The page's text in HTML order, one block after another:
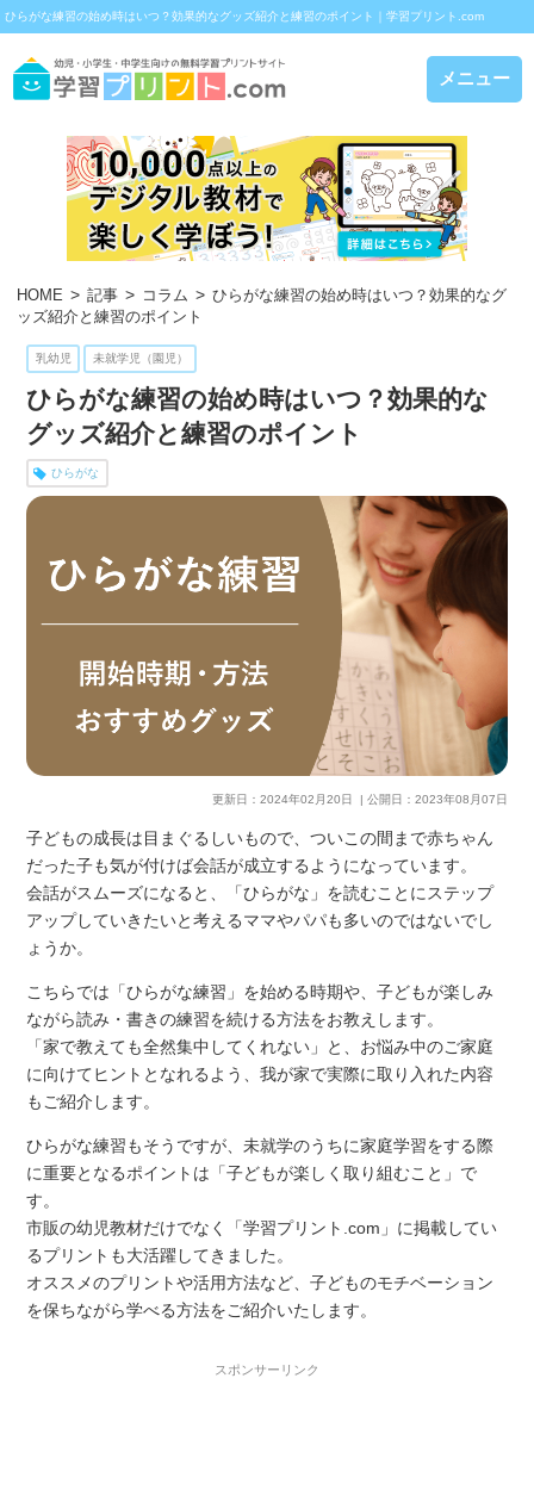
ひらがな練習の始め時はいつ？効果的なグッズ紹介と練習のポイント｜学習プリント.com
メニュー
HOME 記事 コラム
ひらがな練習の始め時はいつ？効果的なグ
ッズ紹介と練習のポイント
乳幼児 未就学児（園児）
ひらがな練習の始め時はいつ？効果的な
グッズ紹介と練習のポイント
ひらがな
更新日： 2024年02月20日 | 公開日： 2023年08月07日
子どもの成長は目まぐるしいもので、ついこの間まで赤ちゃん
だった子も気が付けば会話が成立するようになっています。
会話がスムーズになると、「ひらがな」を読むことにステップ
アップしていきたいと考えるママやパパも多いのではないでし
ょうか。
こちらでは「ひらがな練習」を始める時期や、子どもが楽しみ
ながら読み・書きの練習を続ける方法をお教えします。
「家で教えても全然集中してくれない」と、お悩み中のご家庭
に向けてヒントとなれるよう、我が家で実際に取り入れた内容
もご紹介します。
ひらがな練習もそうですが、未就学のうちに家庭学習をする際
に重要となるポイントは「子どもが楽しく取り組むこと」で
す。
市販の幼児教材だけでなく「学習プリント.com」に掲載してい
るプリントも大活躍してきました。
オススメのプリントや活用方法など、子どものモチベーション
を保ちながら学べる方法をご紹介いたします。
スポンサーリンク